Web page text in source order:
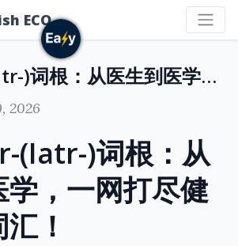
ECO
揭秘Yatr-(Iatr-)词根：从医生到医学，一网打尽健康高频词汇！
2026
(Iatr-)词根：从
学，一网打尽健
！